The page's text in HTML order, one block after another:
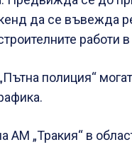
да се въвежда
работи
полиция“
АМ „Тракия“ в